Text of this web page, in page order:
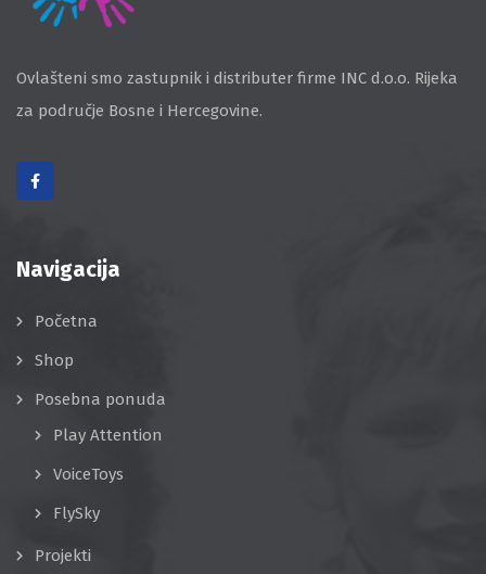
Ovlašteni smo zastupnik i distributer firme INC d.o.o. Rijeka
za područje Bosne i Hercegovine.
Navigacija
Početna
Shop
Posebna ponuda
Play Attention
VoiceToys
FlySky
Projekti